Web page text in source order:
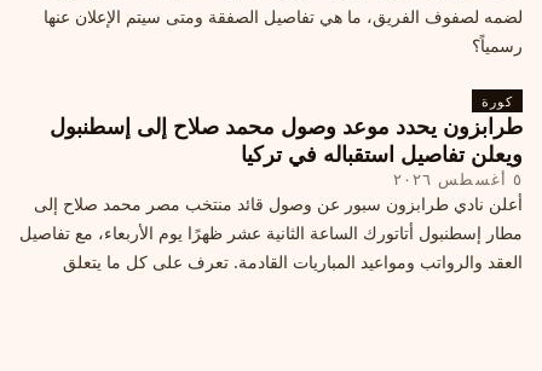
لضمه لصفوف الفريق، ما هي تفاصيل الصفقة ومتى سيتم الإعلان عنها
رسمياً؟
كورة
طرابزون يحدد موعد وصول محمد صلاح إلى إسطنبول
ويعلن تفاصيل استقباله في تركيا
٥ أغسطس ٢٠٢٦
أعلن نادي طرابزون سبور عن وصول قائد منتخب مصر محمد صلاح إلى
مطار إسطنبول أتاتورك الساعة الثانية عشر ظهرًا يوم الأربعاء، مع تفاصيل
العقد والرواتب ومواعيد المباريات القادمة. تعرف على كل ما يتعلق